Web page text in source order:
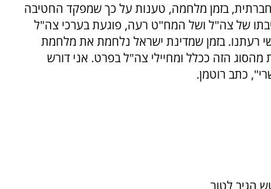
בזמן מלחמה, טענות על כך שמפקד החטיבה
של צה"ל ושל המח"ט רעה, פוגעת בערכי צה"ל
רעתנו. בזמן שמדינת ישראל נלחמת את מלחמת
מהסוג הזה ככלל ומחיילי צה"ל בפרט. אני דורש
כתב רוטמן.
הגיב לטור